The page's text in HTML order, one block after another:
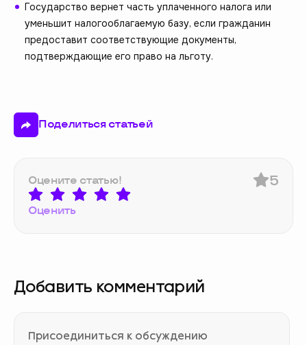
Государство вернет часть уплаченного налога или
уменьшит налогооблагаемую базу, если гражданин
предоставит соответствующие документы,
подтверждающие его право на льготу.
Поделиться статьей
Оцените статью!
Оценить
5
Добавить комментарий